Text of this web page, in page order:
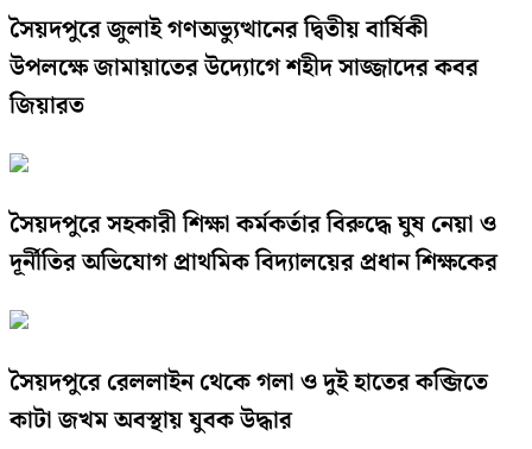
সৈয়দপুরে জুলাই গণঅভ্যুত্থানের দ্বিতীয় বার্ষিকী
উপলক্ষে জামায়াতের উদ্যোগে শহীদ সাজ্জাদের কবর
জিয়ারত
সৈয়দপুরে সহকারী শিক্ষা কর্মকর্তার বিরুদ্ধে ঘুষ নেয়া ও
দূর্নীতির অভিযোগ প্রাথমিক বিদ্যালয়ের প্রধান শিক্ষকের
সৈয়দপুরে রেললাইন থেকে গলা ও দুই হাতের কব্জিতে
কাটা জখম অবস্থায় যুবক উদ্ধার